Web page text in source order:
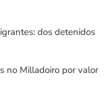
dos detenidos
no Milladoiro por valor